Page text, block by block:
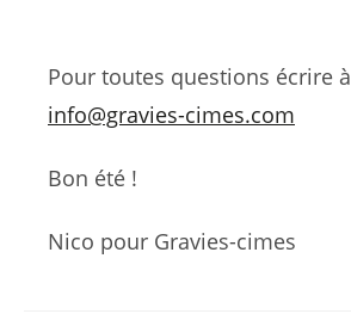
Pour toutes questions écrire à
info@gravies-cimes.com
Bon été !
Nico pour Gravies-cimes